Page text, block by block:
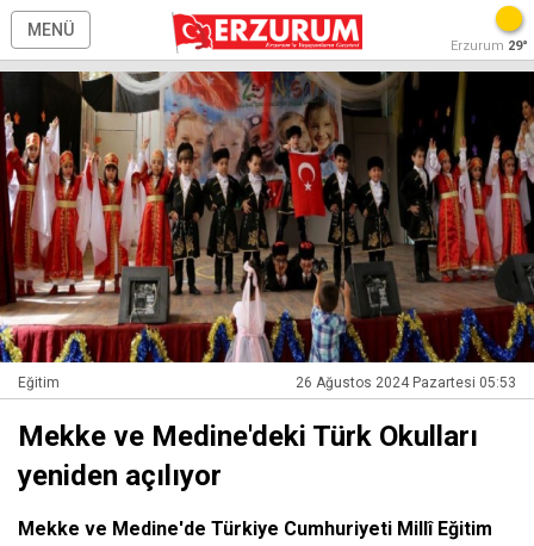
MENÜ
Erzurum 29°
Eğitim 26 Ağustos 2024 Pazartesi 05:53
Mekke ve Medine'deki Türk Okulları
yeniden açılıyor
Mekke ve Medine'de Türkiye Cumhuriyeti Millî Eğitim